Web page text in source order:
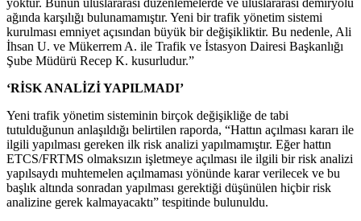
ağında karşılığı bulunamamıştır. Yeni bir trafik yönetim sistemi
kurulması emniyet açısından büyük bir değişikliktir. Bu nedenle, Ali
İhsan U. ve Mükerrem A. ile Trafik ve İstasyon Dairesi Başkanlığı
Şube Müdürü Recep K. kusurludur.”
‘RİSK ANALİZİ YAPILMADI’
Yeni trafik yönetim sisteminin birçok değişikliğe de tabi
tutulduğunun anlaşıldığı belirtilen raporda, “Hattın açılması kararı ile
ilgili yapılması gereken ilk risk analizi yapılmamıştır. Eğer hattın
ETCS/FRTMS olmaksızın işletmeye açılması ile ilgili bir risk analizi
yapılsaydı muhtemelen açılmaması yönünde karar verilecek ve bu
başlık altında sonradan yapılması gerektiği düşünülen hiçbir risk
analizine gerek kalmayacaktı” tespitinde bulunuldu.